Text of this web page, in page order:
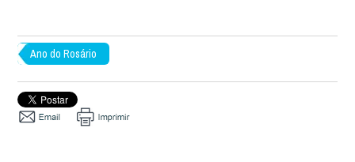
Ano do Rosário